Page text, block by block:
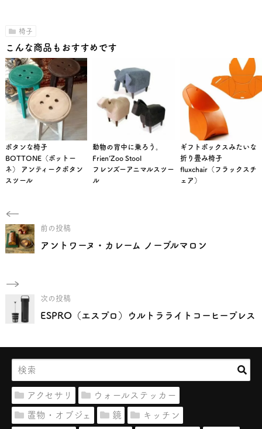
椅子
こんな商品もおすすめです
ボタンな椅子
BOTTONE（ボットー
ネ） アンティークボタン
スツール
動物の背中に乗ろう。
Frien’Zoo Stool
フレンズーアニマルスツー
ル
ギフトボックスみたいな
折り畳み椅子
fluxchair（フラックスチ
ェア）
前の投稿
アントワーヌ・カレーム ノーブルマロン
次の投稿
ESPRO（エスプロ）ウルトラライトコーヒープレス
アクセサリ ウォールステッカー
置物・オブジェ 鏡 キッチン